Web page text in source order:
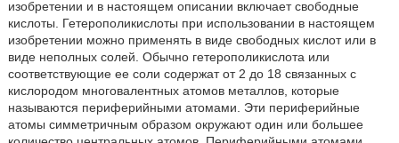
изобретении и в настоящем описании включает свободные
кислоты. Гетерополикислоты при использовании в настоящем
изобретении можно применять в виде свободных кислот или в
виде неполных солей. Обычно гетерополикислота или
соответствующие ее соли содержат от 2 до 18 связанных с
кислородом многовалентных атомов металлов, которые
называются периферийными атомами. Эти периферийные
атомы симметричным образом окружают один или большее